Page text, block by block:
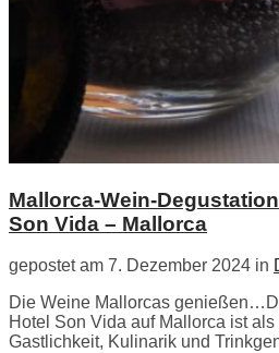
Mallorca-Wein-
Son Vida – Mallorca
gepostet am 7. Dezember 2024 in
Die Weine Mallorcas
Hotel Son Vida auf Mallorca ist als
Gastlichkeit, Kulinarik und